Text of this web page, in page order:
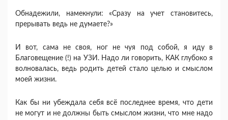
Обнадежили, намекнули: «Сразу на учет становитесь,
прерывать ведь не думаете?»
И вот, сама не своя, ног не чуя под собой, я иду в
Благовещение (!) на УЗИ. Надо ли говорить, КАК глубоко я
волновалась, ведь родить детей стало целью и смыслом
моей жизни.
Как бы ни убеждала себя всё последнее время, что дети
не могут и не должны быть смыслом жизни, что мне надо